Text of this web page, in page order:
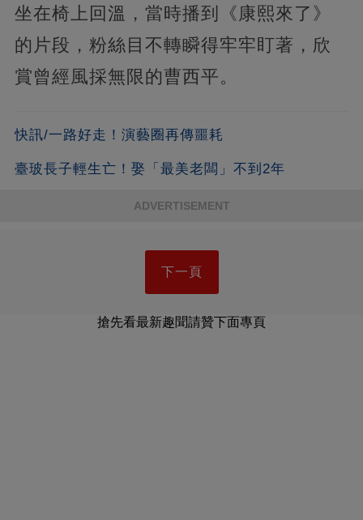
坐在椅上回溫，當時播到《康熙來了》
的片段，粉絲目不轉瞬得牢牢盯著，欣
賞曾經風採無限的曹西平。
快訊/一路好走！演藝圈再傳噩耗
臺玻長子輕生亡！娶「最美老闆」不到2年
ADVERTISEMENT
下一頁
搶先看最新趣聞請贊下面專頁